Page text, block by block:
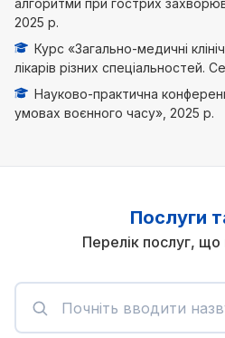
алгоритми при гострих
2025 р.
Курс «Загально-медичні
лікарів різних спеціальностей.
Науково-практична
умовах воєнного часу», 2025 р.
Послуги
Перелік послуг, що